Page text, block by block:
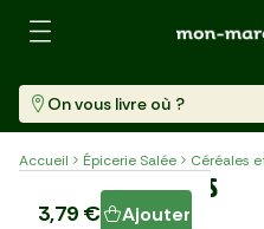
On vous livre où ?
Accueil Épicerie Salée Céréales
Les Haricots rouges
3,79 € Ajouter